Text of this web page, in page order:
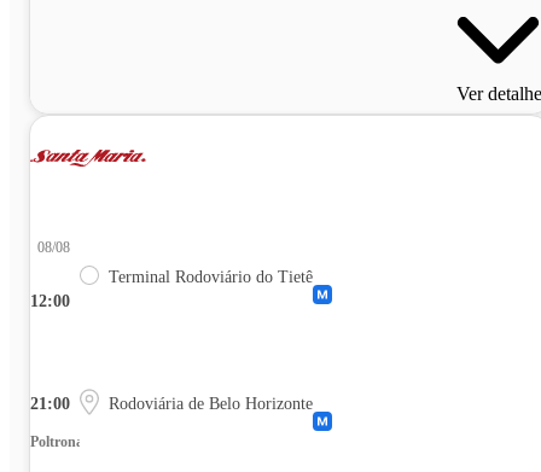
Ver
12:00
08/08
Terminal Rodoviário do Tietê
21:00 Rodoviária de Belo Horizonte
Poltrona